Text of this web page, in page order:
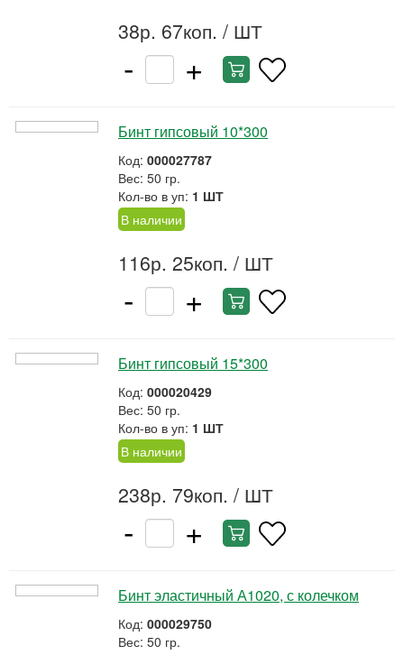
38р. 67коп. / ШТ
- +
Бинт гипсовый 10*300
Код: 000027787
Вес: 50 гр.
Кол-во в уп: 1 ШТ
В наличии
116р. 25коп. / ШТ
- +
Бинт гипсовый 15*300
Код: 000020429
Вес: 50 гр.
Кол-во в уп: 1 ШТ
В наличии
238р. 79коп. / ШТ
- +
Бинт эластичный А1020, с колечком
Код: 000029750
Вес: 50 гр.